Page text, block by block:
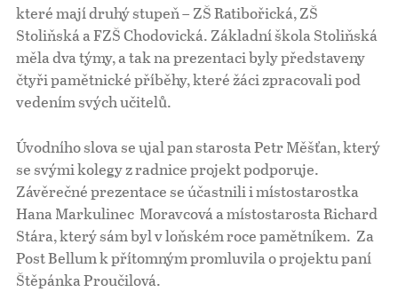
které mají druhý stupeň – ZŠ Ratibořická, ZŠ
Stoliňská a FZŠ Chodovická. Základní škola Stoliňská
měla dva týmy, a tak na prezentaci byly představeny
čtyři pamětnické příběhy, které žáci zpracovali pod
vedením svých učitelů.
Úvodního slova se ujal pan starosta Petr Měšťan, který
se svými kolegy z radnice projekt podporuje.
Závěrečné prezentace se účastnili i místostarostka
Hana Markulinec Moravcová a místostarosta Richard
Stára, který sám byl v loňském roce pamětníkem. Za
Post Bellum k přítomným promluvila o projektu paní
Štěpánka Proučilová.